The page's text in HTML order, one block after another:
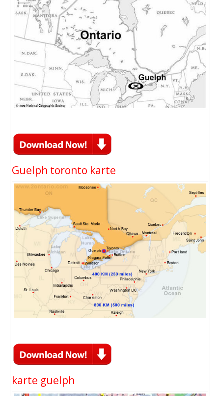
Guelph toronto karte
karte guelph